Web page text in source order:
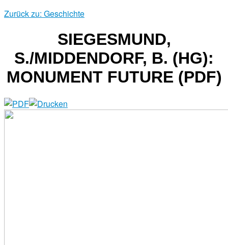
Zurück zu: Geschichte
SIEGESMUND,
S./MIDDENDORF, B. (HG):
MONUMENT FUTURE (PDF)